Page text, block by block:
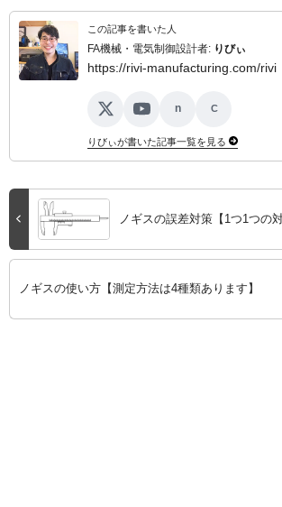
この記事を書いた人
FA機械・電気制御設計者: りびぃ
https://rivi-manufacturing.com/rivi
X YouTube
n C
りびぃが書いた記事一覧を見る
ノギスの誤差対策【1つ1つの
ノギスの使い方【測定方法は4種類あります】